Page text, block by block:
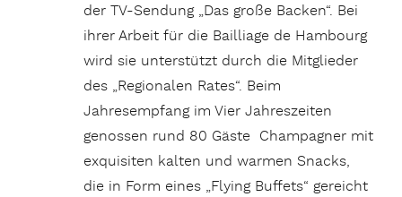
der TV-Sendung „Das große Backen“. Bei
ihrer Arbeit für die Bailliage de Hambourg
wird sie unterstützt durch die Mitglieder
des „Regionalen Rates“. Beim
Jahresempfang im Vier Jahreszeiten
genossen rund 80 Gäste Champagner mit
exquisiten kalten und warmen Snacks,
die in Form eines „Flying Buffets“ gereicht